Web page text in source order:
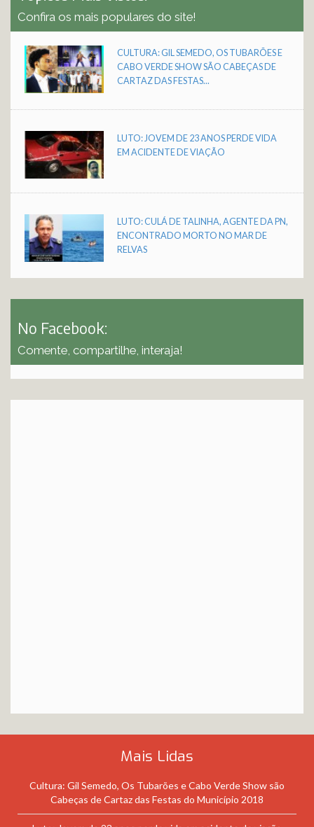
Confira os mais populares do site!
CULTURA: GIL SEMEDO, OS TUBARÕES E
CABO VERDE SHOW SÃO CABEÇAS DE
CARTAZ DAS FESTAS...
LUTO: JOVEM DE 23 ANOS PERDE VIDA
EM ACIDENTE DE VIAÇÃO
LUTO: CULÁ DE TALINHA, AGENTE DA PN,
ENCONTRADO MORTO NO MAR DE
RELVAS
No Facebook:
Comente, compartilhe, interaja!
Mais Lidas
Cultura: Gil Semedo, Os Tubarões e Cabo Verde Show são
Cabeças de Cartaz das Festas do Município 2018